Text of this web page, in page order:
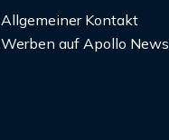
Allgemeiner Kontakt
Werben auf Apollo News